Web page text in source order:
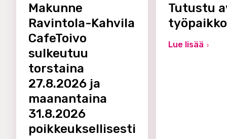
Makunne
Ravintola-Kahvila
CafeToivo
sulkeutuu
torstaina
27.8.2026 ja
maanantaina
31.8.2026
poikkeuksellisesti
Tutustu
Lue lisää